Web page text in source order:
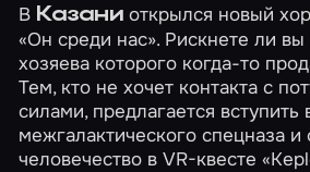
В Казаниоткрылся новый
«Он среди нас». Рискнете ли вы
хозяева которого когда-то
Тем, кто не хочет контакта с
силами, предлагается вступить
межгалактического спецназа и
человечество в VR-квесте